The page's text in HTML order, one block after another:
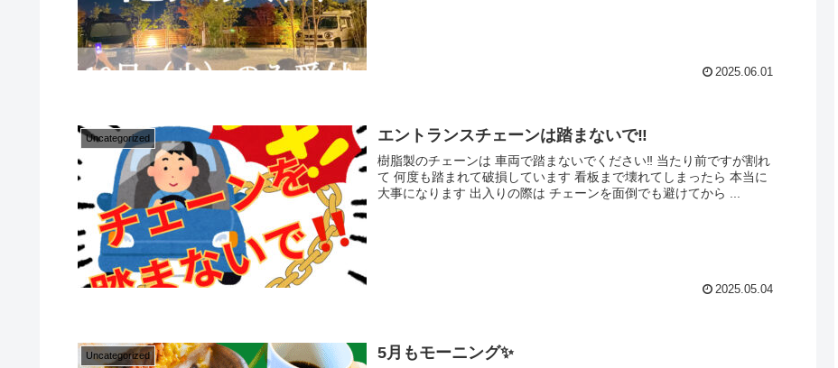
2025.06.01
Uncategorized エントランスチェーンは踏まないで‼️
樹脂製のチェーンは 車両で踏まないでください‼️ 当たり前ですが割れ
て 何度も踏まれて破損しています 看板まで壊れてしまったら 本当に
大事になります 出入りの際は チェーンを面倒でも避けてから ...
2025.05.04
Uncategorized 5月もモーニング✨